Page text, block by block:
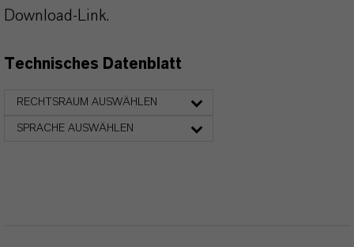
Download-Link.
Technisches Datenblatt
RECHTSRAUM AUSWÄHLEN
SPRACHE AUSWÄHLEN